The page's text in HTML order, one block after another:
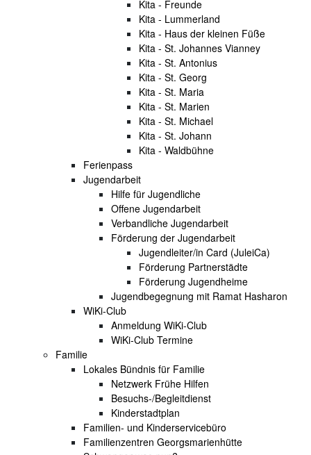
Kita - Freunde
Kita - Lummerland
Kita - Haus der kleinen Füße
Kita - St. Johannes Vianney
Kita - St. Antonius
Kita - St. Georg
Kita - St. Maria
Kita - St. Marien
Kita - St. Michael
Kita - St. Johann
Kita - Waldbühne
Ferienpass
Jugendarbeit
Hilfe für Jugendliche
Offene Jugendarbeit
Verbandliche Jugendarbeit
Förderung der Jugendarbeit
Jugendleiter/in Card (JuleiCa)
Förderung Partnerstädte
Förderung Jugendheime
Jugendbegegnung mit Ramat Hasharon
WiKi-Club
Anmeldung WiKi-Club
WiKi-Club Termine
Familie
Lokales Bündnis für Familie
Netzwerk Frühe Hilfen
Besuchs-/Begleitdienst
Kinderstadtplan
Familien- und Kinderservicebüro
Familienzentren Georgsmarienhütte